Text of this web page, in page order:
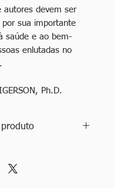
autores devem ser
por sua importante
saúde e ao bem-
enlutadas no
Ph.D.
produto
cuidado